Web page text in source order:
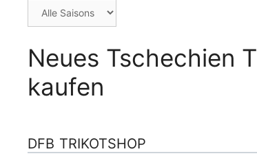
Neues Tschechien
kaufen
DFB TRIKOTSHOP